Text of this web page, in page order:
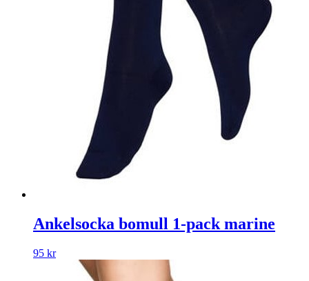
Ankelsocka bomull 1-pack marine
95 kr